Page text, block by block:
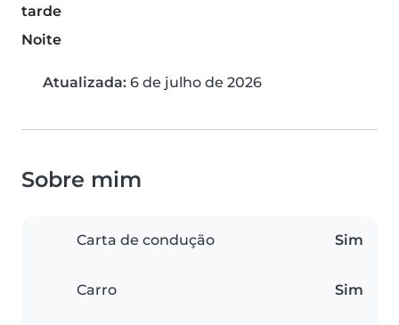
tarde
Noite
Atualizada: 6 de julho de 2026
Sobre mim
Carta de condução Sim
Carro Sim